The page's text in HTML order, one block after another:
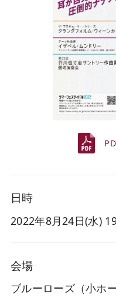
日時
2022年8月24日(水)
会場
ブルーローズ（小ホー